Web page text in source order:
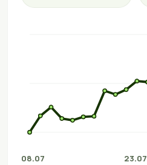
08.07 23.07